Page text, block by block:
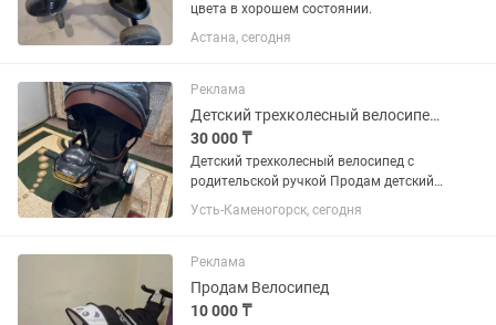
цвета в хорошем состоянии.
Астана, сегодня
Реклама
Детский трехколесный велосипед с родительской ручкой
30 000 ₸
Детский трехколесный велосипед с
родительской ручкой Продам детский
трехколесный велосипед в хорошем
состоянии. Все механизмы исправны,
Усть-Каменогорск, сегодня
Реклама
Продам Велосипед
10 000 ₸